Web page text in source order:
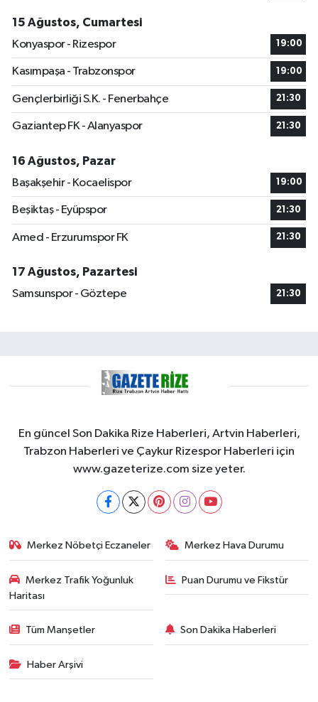
15 Ağustos, Cumartesi
Konyaspor - Rizespor
19:00
Kasımpaşa - Trabzonspor 19:00
Gençlerbirliği S.K. - Fenerbahçe 21:30
Gaziantep FK - Alanyaspor 21:30
16 Ağustos, Pazar
Başakşehir - Kocaelispor
19:00
Beşiktaş - Eyüpspor 21:30
Amed - Erzurumspor FK 21:30
17 Ağustos, Pazartesi
Samsunspor - Göztepe
21:30
En güncel Son Dakika Rize Haberleri, Artvin Haberleri,
Trabzon Haberleri ve Çaykur Rizespor Haberleri için
www.gazeterize.com size yeter.
Merkez Nöbetçi Eczaneler Merkez Hava Durumu
Merkez Trafik Yoğunluk
Haritası
Puan Durumu ve Fikstür
Tüm Manşetler Son Dakika Haberleri
Haber Arşivi